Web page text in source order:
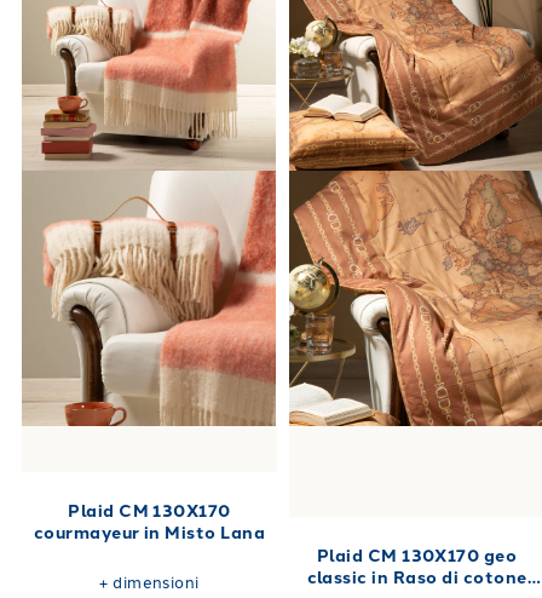
Plaid CM 130X170
courmayeur in Misto Lana
+dimensioni
Plaid CM 130X170 geo
classic in Raso di cotone